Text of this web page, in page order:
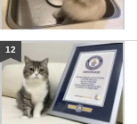
12